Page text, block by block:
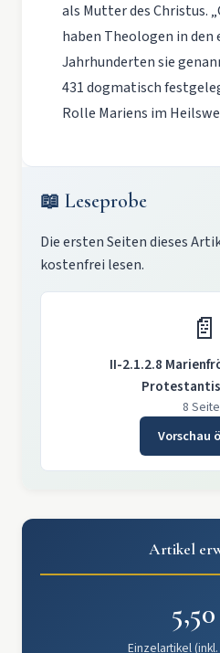
als Mutter des Christus.
haben Theologen in
Jahrhunderten sie
431 dogmatisch
Rolle Mariens im
📖 Leseprobe
Die ersten Seiten dieses
kostenfrei lesen.
📄
II-2.1.2.8
8
Vorschau
Artikel
Einzelartikel